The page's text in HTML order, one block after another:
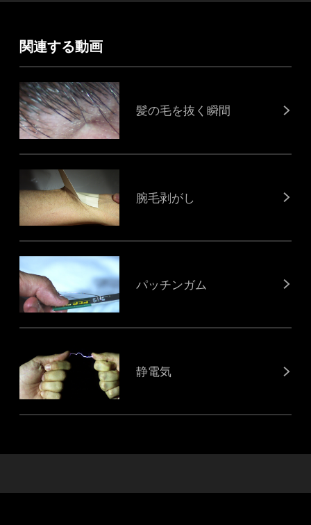
関連する動画
髪の毛を抜く瞬間
腕毛剥がし
パッチンガム
静電気